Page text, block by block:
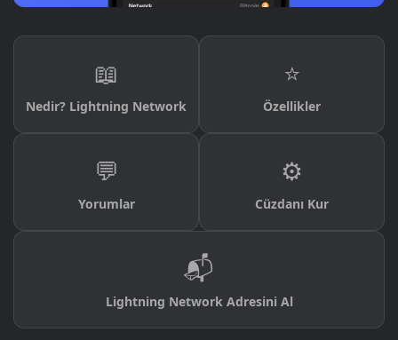
📖
Nedir? Lightning Network
⭐
Özellikler
💬
Yorumlar
⚙️
Cüzdanı Kur
📬
Lightning Network Adresini Al